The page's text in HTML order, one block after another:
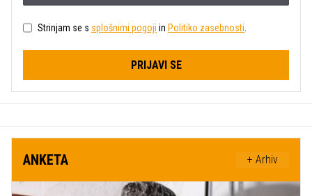
Strinjam se s splošnimi pogoji in Politiko zasebnosti
PRIJAVI SE
ANKETA + Arhiv